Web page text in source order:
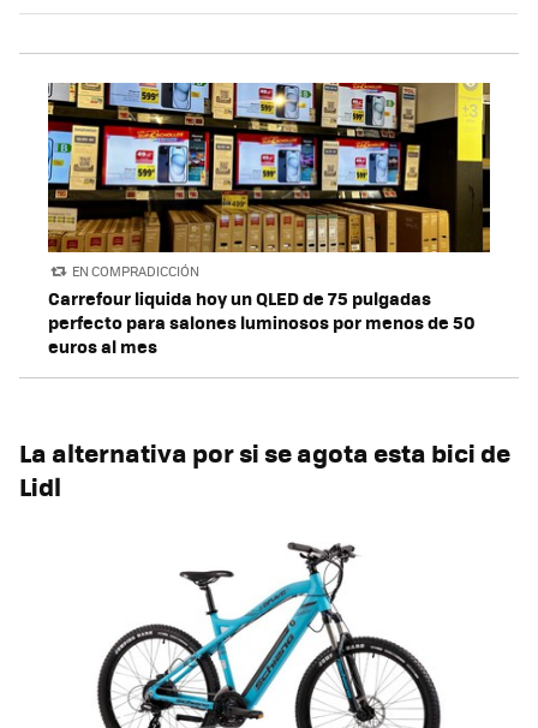
EN COMPRADICCIÓN
Carrefour liquida hoy un QLED de 75 pulgadas
perfecto para salones luminosos por menos de 50
euros al mes
La alternativa por si se agota esta bici de
Lidl